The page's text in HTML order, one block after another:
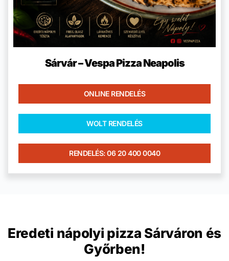
Sárvár – Vespa Pizza Neapolis
ONLINE RENDELÉS
WOLT RENDELÉS
RENDELÉS: 06 20 400 0040
Eredeti nápolyi pizza Sárváron és
Győrben!